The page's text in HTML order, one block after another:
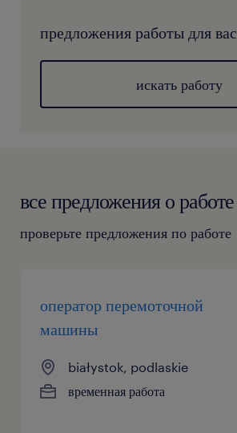
предложения работы для вас
искать работу
все предложения о работе
проверьте предложения по работе
оператор перемоточной
машины
białystok, podlaskie
временная работа